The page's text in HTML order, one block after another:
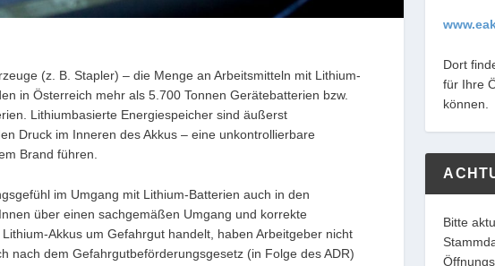
(z. B. Stapler) – die Menge an Arbeitsmitteln mit Lithium-
in Österreich mehr als 5.700 Tonnen Gerätebatterien bzw.
Lithiumbasierte Energiespeicher sind äußerst
Druck im Inneren des Akkus – eine unkontrollierbare
Brand führen.
im Umgang mit Lithium-Batterien auch in den
über einen sachgemäßen Umgang und korrekte
Akkus um Gefahrgut handelt, haben Arbeitgeber nicht
nach dem Gefahrgutbeförderungsgesetz (in Folge des ADR)
Dort
für Ihre
können.
Bitte